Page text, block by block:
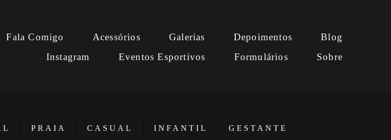
Fala Comigo Acessórios Galerias Depoimentos
Blog
Instagram
Eventos Esportivos Formulários Sobre
PRAIA CASUAL INFANTIL GESTANTE